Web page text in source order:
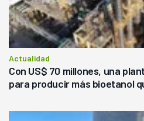
Actualidad
Con US$ 70 millones, una
para producir más bioetanol